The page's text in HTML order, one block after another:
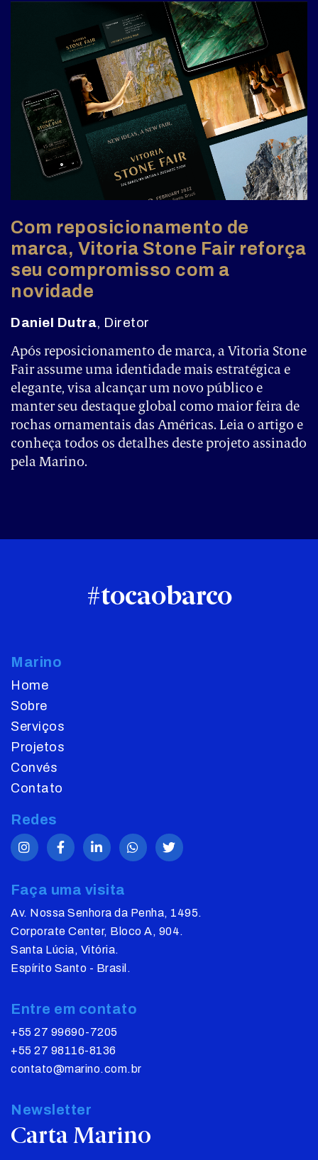
Com reposicionamento de
marca, Vitoria Stone Fair reforça
seu compromisso com a
novidade
Daniel Dutra, Diretor
Após reposicionamento de marca, a Vitoria Stone
Fair assume uma identidade mais estratégica e
elegante, visa alcançar um novo público e
manter seu destaque global como maior feira de
rochas ornamentais das Américas. Leia o artigo e
conheça todos os detalhes deste projeto assinado
pela Marino.
#tocaobarco
Marino
Home
Sobre
Serviços
Projetos
Convés
Contato
Redes
Faça uma visita
Av. Nossa Senhora da Penha, 1495.
Corporate Center, Bloco A, 904.
Santa Lúcia, Vitória.
Espírito Santo - Brasil.
Entre em contato
+55 27 99690-7205
+55 27 98116-8136
contato@marino.com.br
Newsletter
Carta Marino